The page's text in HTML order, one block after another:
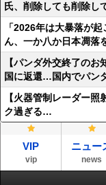
氏、削除しても削除し
「2026年は大暴落が
ん、一か八か日本凋落
【パンダ外交終了の
国に返還…国内でパン
【火器管制レーダー
ク過ぎる…
VIP
vip
ニュー
news